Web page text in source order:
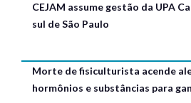
CEJAM assume gestão da UPA
sul de São Paulo
Morte de fisiculturista acende
hormônios e substâncias para